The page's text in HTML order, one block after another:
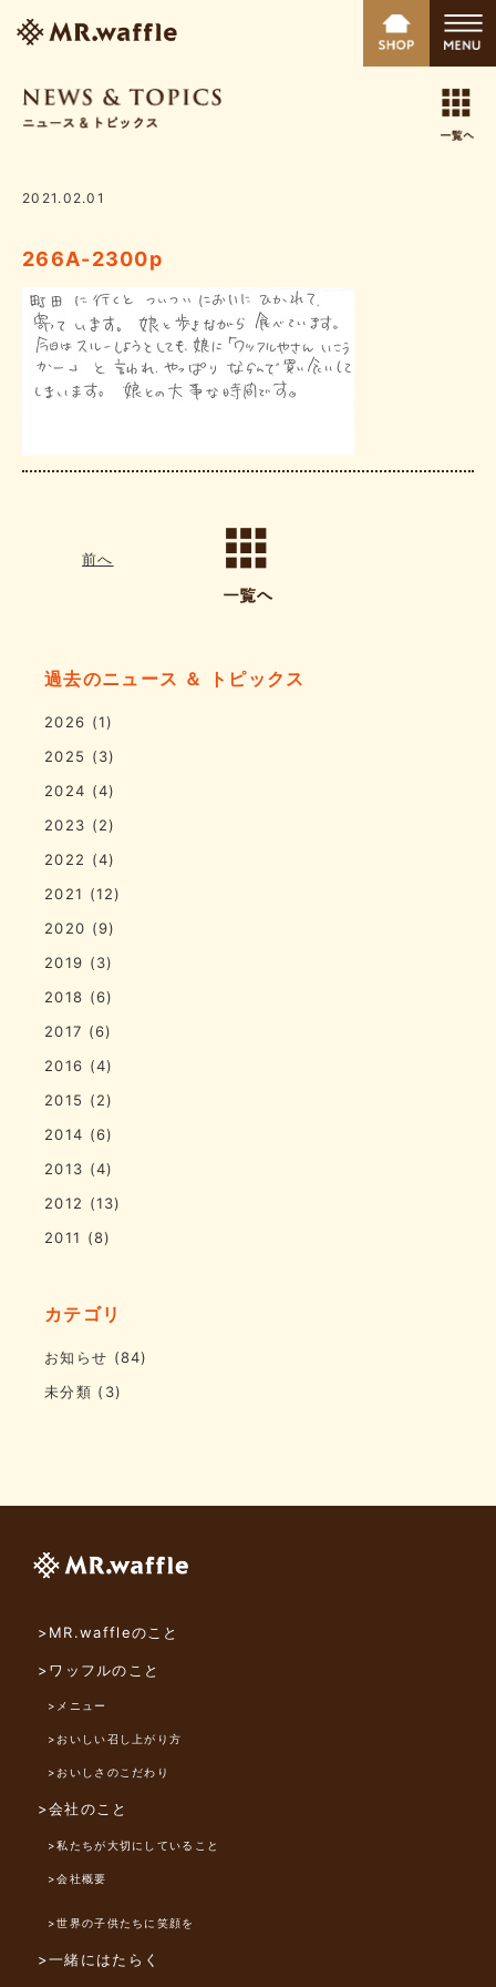
2021.02.01
266A-2300p
前へ
過去のニュース ＆ トピックス
2026 (1)
2025 (3)
2024 (4)
2023 (2)
2022 (4)
2021 (12)
2020 (9)
2019 (3)
2018 (6)
2017 (6)
2016 (4)
2015 (2)
2014 (6)
2013 (4)
2012 (13)
2011 (8)
カテゴリ
お知らせ (84)
未分類 (3)
>MR.waffleのこと
>ワッフルのこと
>メニュー
>おいしい召し上がり方
>おいしさのこだわり
>会社のこと
>私たちが大切にしていること
>会社概要
>世界の子供たちに笑顔を
>一緒にはたらく